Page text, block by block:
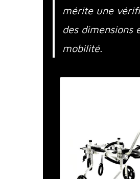
mérite une
des dimensions
mobilité.